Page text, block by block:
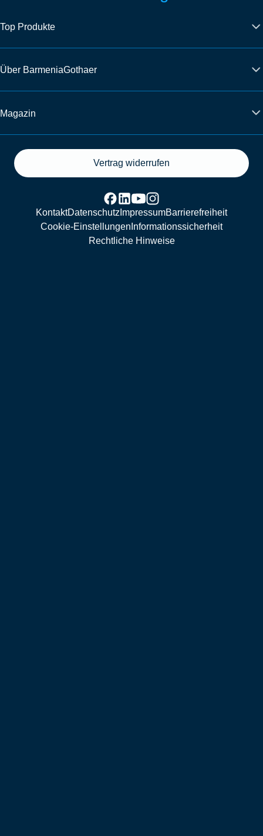
Top Produkte
Über BarmeniaGothaer
Magazin
Vertrag widerrufen
KontaktDatenschutz ImpressumBarrierefreiheit
Cookie-Einstellungen Informationssicherheit
Rechtliche Hinweise